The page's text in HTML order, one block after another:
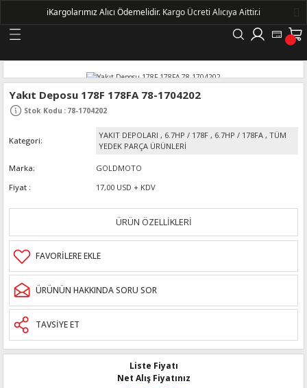
Geri Dön
KASNAKLI ALTERNATÖRLER - 1500
Yakıt Deposu 178F 178FA 78-1704202
Stok Kodu : 78-1704202
Kategori
YAKIT DEPOLARI , 6.7HP / 178F , 6.7HP / 178FA , TÜM
YEDEK PARÇA ÜRÜNLERİ
Marka
GOLDMOTO
Fiyat
17,00 USD + KDV
ÜRÜN ÖZELLİKLERİ
ÜRÜNÜN HAKKINDA SORU SOR
TAVSİYE ET
Liste Fiyatı
Net Alış Fiyatınız
ℹ️Kargolarımız Alıcı Ödemelidir. Kargo Ücreti Alıcıya Aittir.ℹ️